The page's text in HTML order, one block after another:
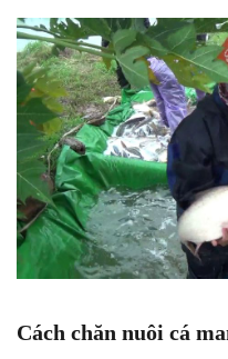
Cách chăn nuôi cá